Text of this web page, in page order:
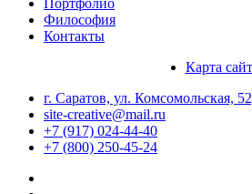
Философия
Контакты
Карта
г. Саратов, ул. Комсомольская,
site-creative@mail.ru
+7 (917) 024-44-40
+7 (800) 250-45-24